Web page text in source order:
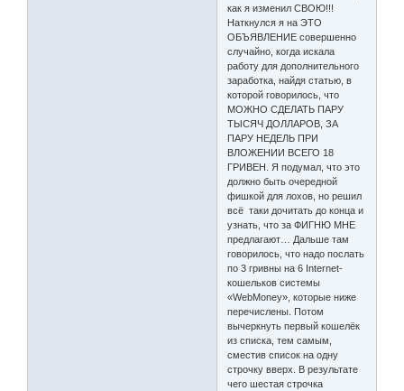
как я изменил СВОЮ!!!
Наткнулся я на ЭТО
ОБЪЯВЛЕНИЕ совершенно
случайно, когда искала
работу для дополнительного
заработка, найдя статью, в
которой говорилось, что
МОЖНО СДЕЛАТЬ ПАРУ
ТЫСЯЧ ДОЛЛАРОВ, ЗА
ПАРУ НЕДЕЛЬ ПРИ
ВЛОЖЕНИИ ВСЕГО 18
ГРИВЕН. Я подумал, что это
должно быть очередной
фишкой для лохов, но решил
всё таки дочитать до конца и
узнать, что за ФИГНЮ МНЕ
предлагают… Дальше там
говорилось, что надо послать
по 3 гривны на 6 Internet-
кошельков системы
«WebMoney», которые ниже
перечислены. Потом
вычеркнуть первый кошелёк
из списка, тем самым,
сместив список на одну
строчку вверх. В результате
чего шестая строчка